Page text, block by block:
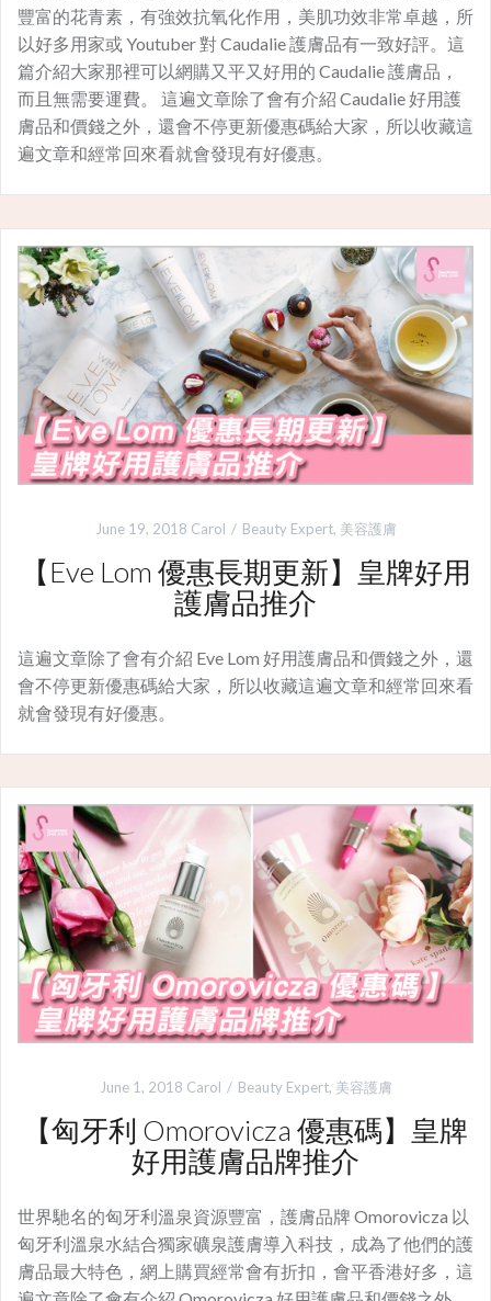
豐富的花青素，有強效抗氧化作用，美肌功效非常卓越，所
以好多用家或 Youtuber 對 Caudalie 護膚品有一致好評。這
篇介紹大家那裡可以網購又平又好用的 Caudalie 護膚品，
而且無需要運費。 這遍文章除了會有介紹 Caudalie 好用護
膚品和價錢之外，還會不停更新優惠碼給大家，所以收藏這
遍文章和經常回來看就會發現有好優惠。
June 19, 2018 Carol Beauty Expert, 美容護膚
【Eve Lom 優惠長期更新】皇牌好用
護膚品推介
這遍文章除了會有介紹 Eve Lom 好用護膚品和價錢之外，還
會不停更新優惠碼給大家，所以收藏這遍文章和經常回來看
就會發現有好優惠。
June 1, 2018 Carol Beauty Expert, 美容護膚
【匈牙利 Omorovicza 優惠碼】皇牌
好用護膚品牌推介
世界馳名的匈牙利溫泉資源豐富，護膚品牌 Omorovicza 以
匈牙利溫泉水結合獨家礦泉護膚導入科技，成為了他們的護
膚品最大特色，網上購買經常會有折扣，會平香港好多，這